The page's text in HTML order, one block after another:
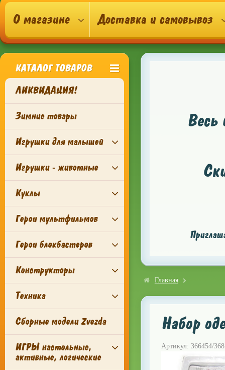
О магазине Доставка и самовывоз
КАТАЛОГ ТОВАРОВ
ЛИКВИДАЦИЯ!
Зимние товары
Игрушки для малышей
Игрушки - животные
Куклы
Герои мультфильмов
Герои блокбастеров
Конструкторы
Техника
Сборные модели Zvezda
ИГРЫ настольные,
активные, логические
Весь
Главная
Набор
Артикул: 366454/